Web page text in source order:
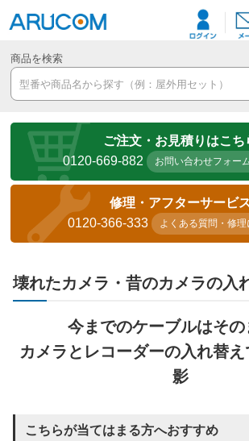
商品を検索
ご注文・お見積りはこち
0120-669-882
お問い合わせフォー
修理・アフターサービ
0120-366-333
よくある質問・修理
壊れたカメラ・昔のカメラの入
今までのケーブルはその
カメラとレコーダーの入れ替
影
こちらが当てはまる方へおすすめ